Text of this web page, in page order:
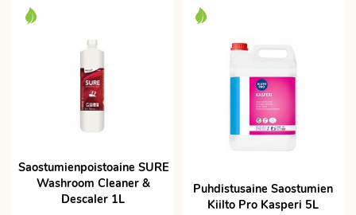
Saostumienpoistoaine SURE
Washroom Cleaner &
Descaler 1L
Puhdistusaine Saostumien
Kiilto Pro Kasperi 5L